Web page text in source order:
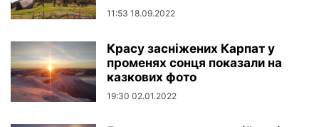
11:53 18.09.2022
Красу засніжених Карпат у
променях сонця показали на
казкових фото
19:30 02.01.2022